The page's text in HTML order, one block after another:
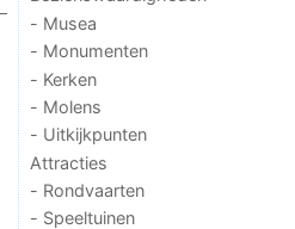
- Musea
- Monumenten
- Kerken
- Molens
- Uitkijkpunten
Attracties
- Rondvaarten
- Speeltuinen